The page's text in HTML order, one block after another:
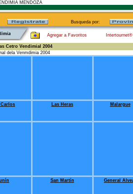
MENDOZA
Busqueda por:
Agregar a Favoritos
Cetro Vendimial 2004
dela Venmdimia 2004
Carlos Las Heras Malargue
San Martín General